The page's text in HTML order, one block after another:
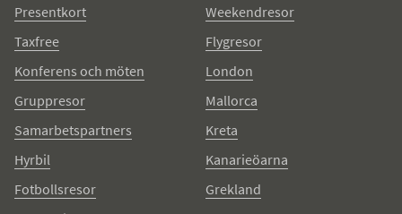
Presentkort
Taxfree
Konferens och möten
Gruppresor
Samarbetspartners
Hyrbil
Fotbollsresor
Weekendresor
Flygresor
London
Mallorca
Kreta
Kanarieöarna
Grekland